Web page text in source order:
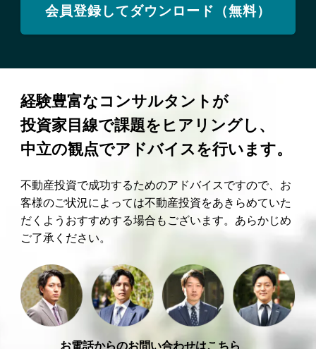
会員登録してダウンロード（無料）
経験豊富なコンサルタントが
投資家目線で課題をヒアリングし、
中立の観点でアドバイスを行います。
不動産投資で成功するためのアドバイスですので、お
客様のご状況によっては不動産投資をあきらめていた
だくようおすすめする場合もございます。あらかじめ
ご了承ください。
お電話からのお問い合わせはこちら